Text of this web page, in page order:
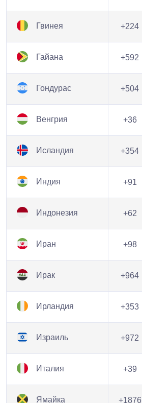
Гвинея +224
Гайана +592
Гондурас +504
Венгрия +36
Исландия +354
Индия +91
Индонезия +62
Иран +98
Ирак +964
Ирландия +353
Израиль +972
Италия +39
Ямайка +1876